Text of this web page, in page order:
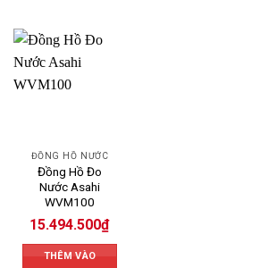
ĐỒNG HỒ NƯỚC
Đồng Hồ Đo
Nước Asahi
WVM100
15.494.500₫
THÊM VÀO